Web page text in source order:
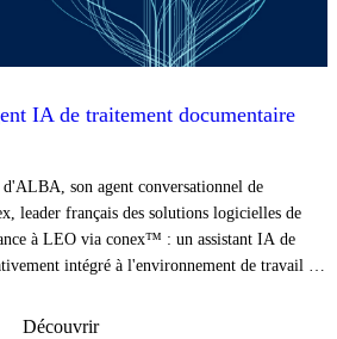
IA de traitement documentaire
son agent conversationnel de
leader français des solutions logicielles de
à LEO via conex™ : un assistant IA de
intégré à l'environnement de travail du
Découvrir